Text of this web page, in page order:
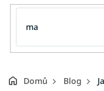
Domů Blog